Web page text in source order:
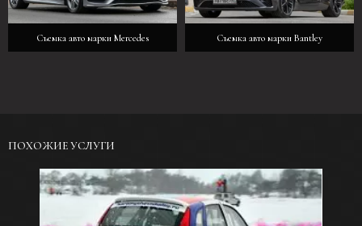
Съемка авто марки Mercedes Съемка авто марки Bantley
ПОХОЖИЕ УСЛУГИ